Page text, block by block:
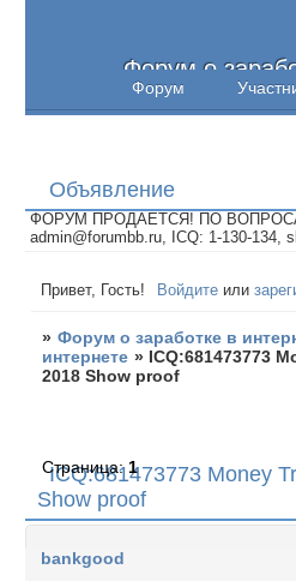
Форум о
Форум
Объявление
ФОРУМ ПРОДАЕТСЯ! ПО
admin@forumbb.ru, ICQ: 1-130-134,
Привет, Гость! Войдите или
» Форум о заработке в
интернете » ICQ:681473773
2018 Show proof
ICQ:681473773 Money
Show proof
Страница: 1
bankgood